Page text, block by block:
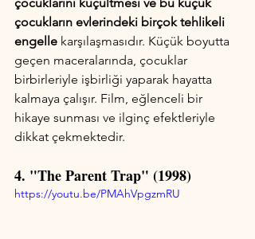
çocuklarını küçültmesi ve bu küçük
çocukların evlerindeki birçok tehlikeli
engelle karşılaşmasıdır. Küçük boyutta
geçen maceralarında, çocuklar
birbirleriyle işbirliği yaparak hayatta
kalmaya çalışır. Film, eğlenceli bir
hikaye sunması ve ilginç efektleriyle
dikkat çekmektedir.
4. "The Parent Trap" (1998)
https://youtu.be/PMAhVpgzmRU